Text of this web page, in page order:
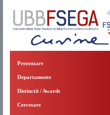
Prezentare
Departamente
Distinctii / Awards
Cercetare